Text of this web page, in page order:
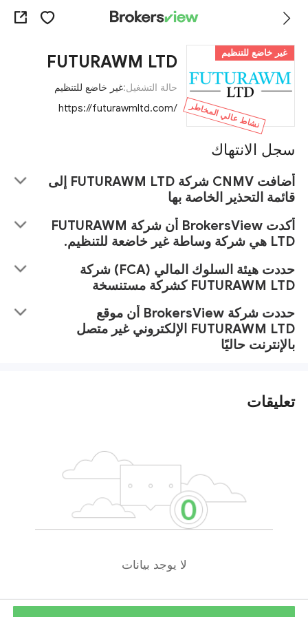
غير خاضع للتنظيم
نشاط عالي المخاطر
FUTURAWM LTD
حالة التشغيل:غير خاضع للتنظيم
https://futurawmltd.com/
سجل الانتهاك
أضافت CNMV شركة FUTURAWM LTD إلى
قائمة التحذير الخاصة بها
أكدت BrokersView أن شركة FUTURAWM
LTD هي شركة وساطة غير خاضعة للتنظيم.
حددت هيئة السلوك المالي (FCA) شركة
FUTURAWM LTD كشركة مستنسخة
حددت شركة BrokersView أن موقع
FUTURAWM LTD الإلكتروني غير متصل
بالإنترنت حاليًا
تعليقات
لا يوجد بيانات